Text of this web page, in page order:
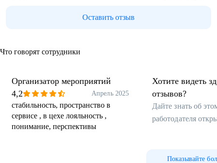
Оставить отзыв
Что говорят сотрудники
Организатор мероприятий
4,2
Апрель 2025
стабильность, пространство в
сервисе , в цехе лояльность ,
понимание, перспективы
Хотите видеть
отзывов?
Дайте знать об
работодателя
Показывайте